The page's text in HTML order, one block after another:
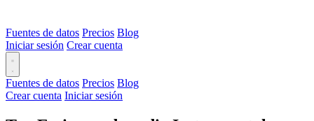
Fuentes de datos Precios Blog
Iniciar sesión Crear cuenta
Fuentes de datos Precios Blog
Crear cuenta Iniciar sesión